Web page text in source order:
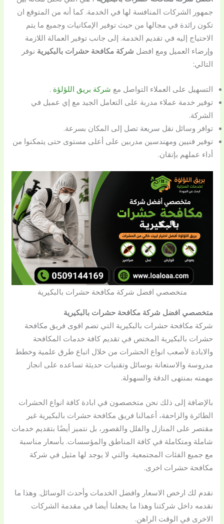
جمهور الشركات المنافسة لها في الخدمة. كما أنه من المتوقع ان
تكون رائدة في مجالها من حيث توفير الإمكانيات وجميع ما يتم
الاحتياج إليه في تقديم الخدمة. إلى جانب توفير العمالة اللازمة
وإرضاء العميل ومع افضل شركة مكافحة حشرات بالبكيرية نوفر
التالي:
التسهيل على العملاء التواصل مع شركة بريق اللؤلؤة .
توفير خدمة عملاء مدربة على التعامل الجيد مع إي عميل في
الشركة.
توافر وسائل نقل سريعة تصل إلى المكان بسرعة.
توفير فنيين ومهندسين مدربين على أعلى مستوى حتى يتمكنوا من
أداء عملهم بإتقان.
متخصصي افضل شركة مكافحة حشرات بالبكيرية
متخصصي افضل شركة مكافحة حشرات بالبكيرية
شركة مكافحة حشرات بالبكيرية التي تضم اقوى فريق مكافحة
حشرات بالبكيرية المختص في تقديم كافة خدمات المكافحة
والابادة لأصعب انواع الحشرات من خلال اتباع طرق علمية وخطط
مدروسة والاستعانة بوسائل وتقنيات حديثة تساعده على انجاز
مهمته بمنتهى الدقة والسهولة.
بالإضافة إلى ذلك نحن متخصصون في ابادة كافة انواع الحشرات
الطائرة والزاحفة، أعمالنا فريق مكافحة حشرات بالبكيرية غير
مقتصر على المنازل والفلل والقصور، بل نتميز أيضًا بتقديم خدمات
شاملة ومتكاملة في كافة المناطق والمؤسسات. بأسعار مناسبة
مع جميع الفئات المجتمعية. والتي لا يوجد لها مثيل في شركة
مكافحة حشرات اخرى.
نقدم لك ارخص الاسعار وافضل الخدمات وأحدث الوسائل. وهذا ما
نقدمه داخل شركتنا وهذا ما يجعلنا أيضا في مقدمة الشركات
الاخرى في الوقت الراهن.